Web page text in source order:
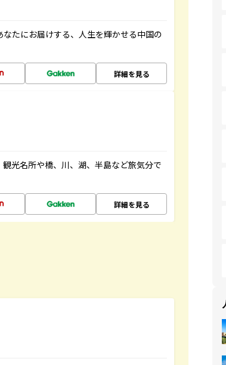
たにお届けする、人生を輝かせる中国の
詳細を見る
光名所や橋、川、湖、半島など旅気分で
詳細を見る